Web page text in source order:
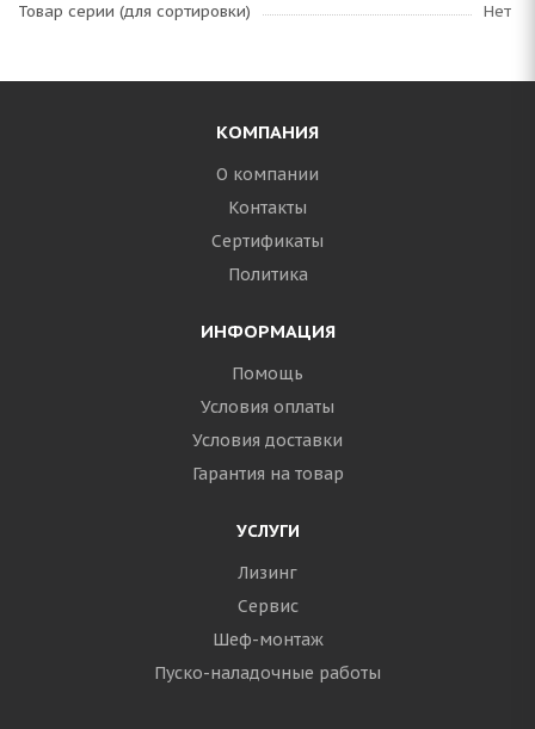
Товар серии (для сортировки) Нет
КОМПАНИЯ
О компании
Контакты
Сертификаты
Политика
ИНФОРМАЦИЯ
Помощь
Условия оплаты
Условия доставки
Гарантия на товар
УСЛУГИ
Лизинг
Сервис
Шеф-монтаж
Пуско-наладочные работы